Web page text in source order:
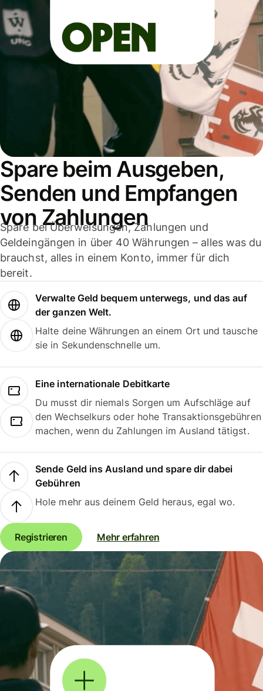
Spare beim Ausgeben,
Senden und Empfangen
von Zahlungen
Spare bei Überweisungen, Zahlungen und
Geldeingängen in über 40 Währungen – alles was du
brauchst, alles in einem Konto, immer für dich
bereit.
Verwalte Geld bequem unterwegs, und das auf
der ganzen Welt.
Halte deine Währungen an einem Ort und tausche
sie in Sekundenschnelle um.
Eine internationale Debitkarte
Du musst dir niemals Sorgen um Aufschläge auf
den Wechselkurs oder hohe Transaktionsgebühren
machen, wenn du Zahlungen im Ausland tätigst.
Sende Geld ins Ausland und spare dir dabei
Gebühren
Hole mehr aus deinem Geld heraus, egal wo.
Registrieren Mehr erfahren